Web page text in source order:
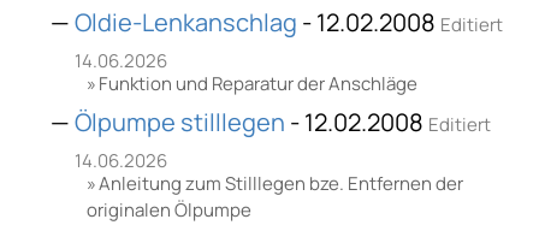
Oldie-Lenkanschlag - 12.02.2008 Editiert
14.06.2026
Funktion und Reparatur der Anschläge
Ölpumpe stilllegen - 12.02.2008 Editiert
14.06.2026
Anleitung zum Stilllegen bze. Entfernen der
originalen Ölpumpe